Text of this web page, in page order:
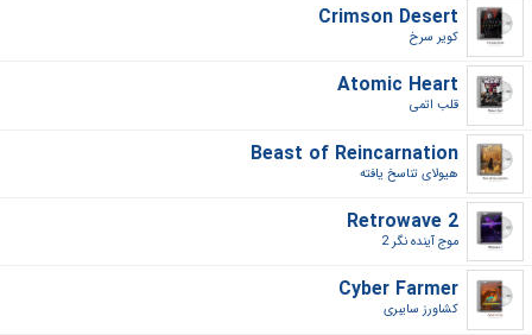
Crimson Desert
کویر سرخ‎
Atomic Heart
قلب اتمی‎
Beast of Reincarnation
هیولای تناسخ یافته‎
Retrowave 2
موج آینده نگر 2‎
Cyber Farmer
کشاورز سایبری‎